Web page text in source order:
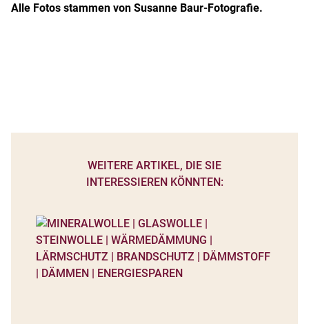
Alle Fotos stammen von Susanne Baur-Fotografie.
WEITERE ARTIKEL, DIE SIE
INTERESSIEREN KÖNNTEN: